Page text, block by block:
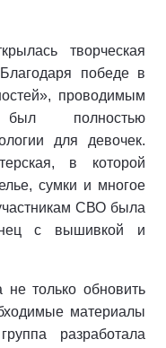
творческая
победе в
проводимым
полностью
для девочек.
в которой
сумки и многое
СВО была
с вышивкой и
не только обновить
материалы
разработала